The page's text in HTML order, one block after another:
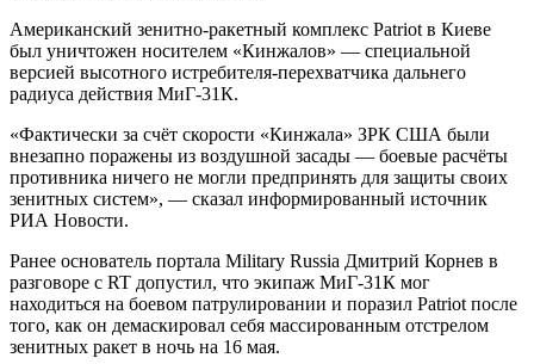
Американский зенитно-ракетный комплекс Patriot в Киеве
был уничтожен носителем «Кинжалов» — специальной
версией высотного истребителя-перехватчика дальнего
радиуса действия МиГ-31К.
«Фактически за счёт скорости «Кинжала» ЗРК США были
внезапно поражены из воздушной засады — боевые расчёты
противника ничего не могли предпринять для защиты своих
зенитных систем», — сказал информированный источник
РИА Новости.
Ранее основатель портала Military Russia Дмитрий Корнев в
разговоре с RT допустил, что экипаж МиГ-31К мог
находиться на боевом патрулировании и поразил Patriot после
того, как он демаскировал себя массированным отстрелом
зенитных ракет в ночь на 16 мая.